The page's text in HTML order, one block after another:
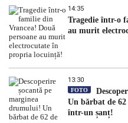
14:35
Tragedie într-o
au murit
13:30
FOTO
Un bărbat de
într-un șanț!